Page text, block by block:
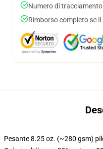
Numero di
Rimborso completo se
Pesante 8.25 oz. (~280 gsm)